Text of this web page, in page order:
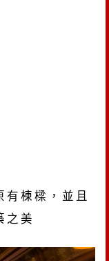
棟樑，並且
之美